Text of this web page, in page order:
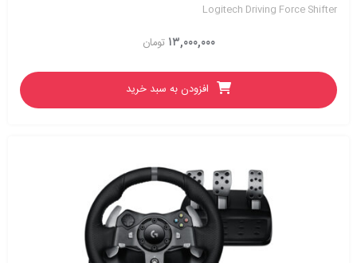
Logitech Driving Force Shifter
تومان۱۳,۰۰۰,۰۰۰
افزودن به سبد خرید